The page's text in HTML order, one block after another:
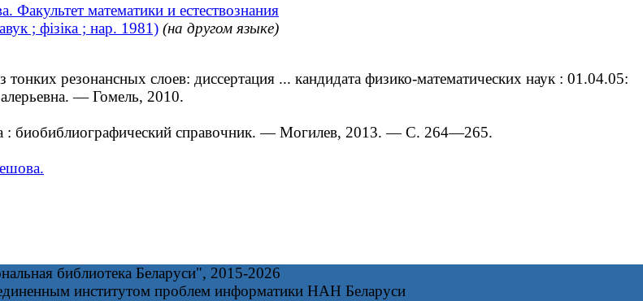
математики и естествознания
; фізіка ; нар. 1981) (на другом языке)
резонансных слоев: диссертация ... кандидата физико-математических наук : 01.04.05:
— Гомель, 2010.
справочник. — Могилев, 2013. — С. 264—265.
библиотека Беларуси", 2015-2026
институтом проблем информатики НАН Беларуси